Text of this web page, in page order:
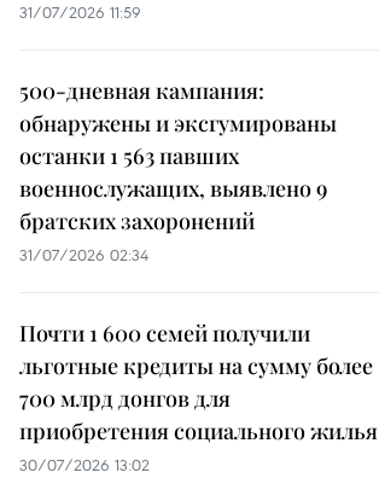
31/07/2026 11:59
500-дневная кампания:
обнаружены и эксгумированы
останки 1 563 павших
военнослужащих, выявлено 9
братских захоронений
31/07/2026 02:34
Почти 1 600 семей получили
льготные кредиты на сумму более
700 млрд донгов для
приобретения социального жилья
30/07/2026 13:02